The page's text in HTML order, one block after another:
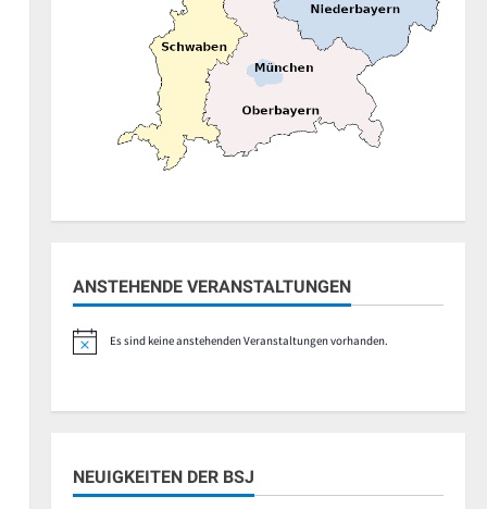
ANSTEHENDE VERANSTALTUNGEN
HinweisEs sind keine anstehenden Veranstaltungen vorhanden.
NEUIGKEITEN DER BSJ